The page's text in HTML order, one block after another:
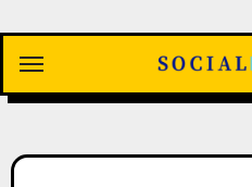
contenido